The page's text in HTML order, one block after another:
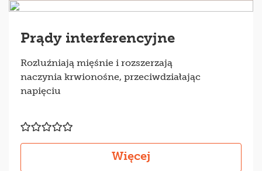
Prądy interferencyjne
Rozluźniają mięśnie i rozszerzają
naczynia krwionośne, przeciwdziałając
napięciu
Więcej